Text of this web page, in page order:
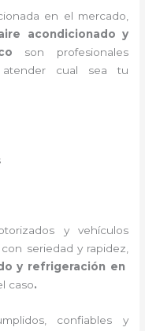
en el mercado,
acondicionado y
son profesionales
atender cual sea tu
y vehículos
seriedad y rapidez,
y refrigeración en
caso.
confiables y